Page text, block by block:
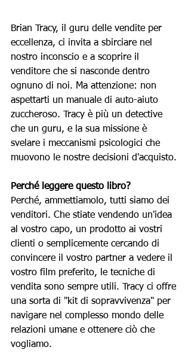
Brian Tracy, il guru delle vendite per
eccellenza, ci invita a sbirciare nel
nostro inconscio e a scoprire il
venditore che si nasconde dentro
ognuno di noi. Ma attenzione: non
aspettarti un manuale di auto-aiuto
zuccheroso. Tracy è più un detective
che un guru, e la sua missione è
svelare i meccanismi psicologici che
muovono le nostre decisioni d'acquisto.
Perché leggere questo libro?
Perché, ammettiamolo, tutti siamo dei
venditori. Che stiate vendendo un'idea
al vostro capo, un prodotto ai vostri
clienti o semplicemente cercando di
convincere il vostro partner a vedere il
vostro film preferito, le tecniche di
vendita sono sempre utili. Tracy ci offre
una sorta di "kit di sopravvivenza" per
navigare nel complesso mondo delle
relazioni umane e ottenere ciò che
vogliamo.